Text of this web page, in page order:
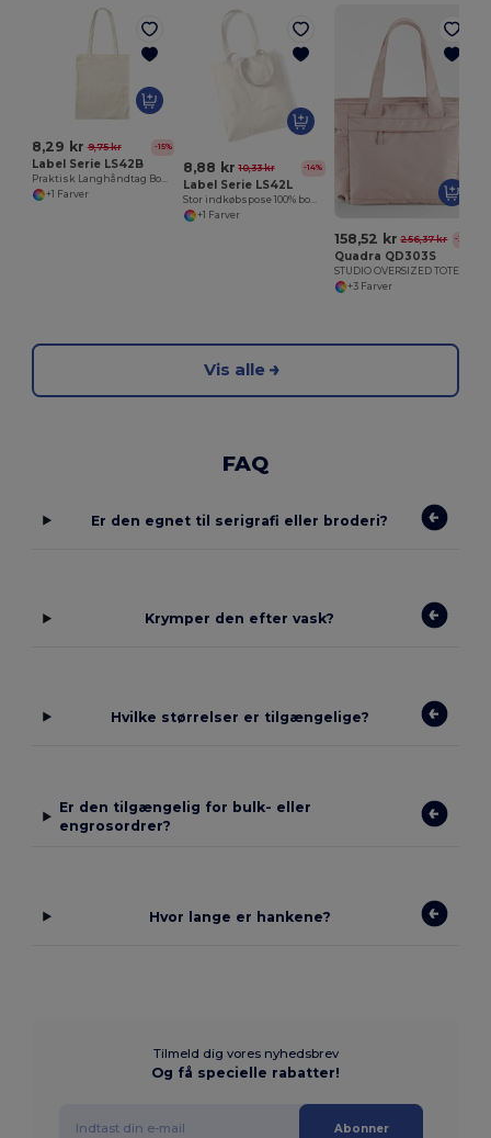
8,29 kr 9,75 kr -15%
Label Serie LS42B
+1 Farver
8,88 kr 10,33 kr -14%
Label Serie LS42L
+1 Farver
158,52 kr 256,37 kr -38%
Quadra QD303S
+3 Farver
Vis alle
FAQ
Er den egnet til serigrafi eller broderi?
Krymper den efter vask?
Hvilke størrelser er tilgængelige?
Er den tilgængelig for bulk- eller
engrosordrer?
Hvor lange er hankene?
Tilmeld dig vores nyhedsbrev
Og få specielle rabatter!
Abonner